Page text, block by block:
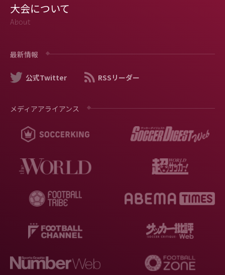
大会について
About
最新情報
公式Twitter RSSリーダー
メディアアライアンス